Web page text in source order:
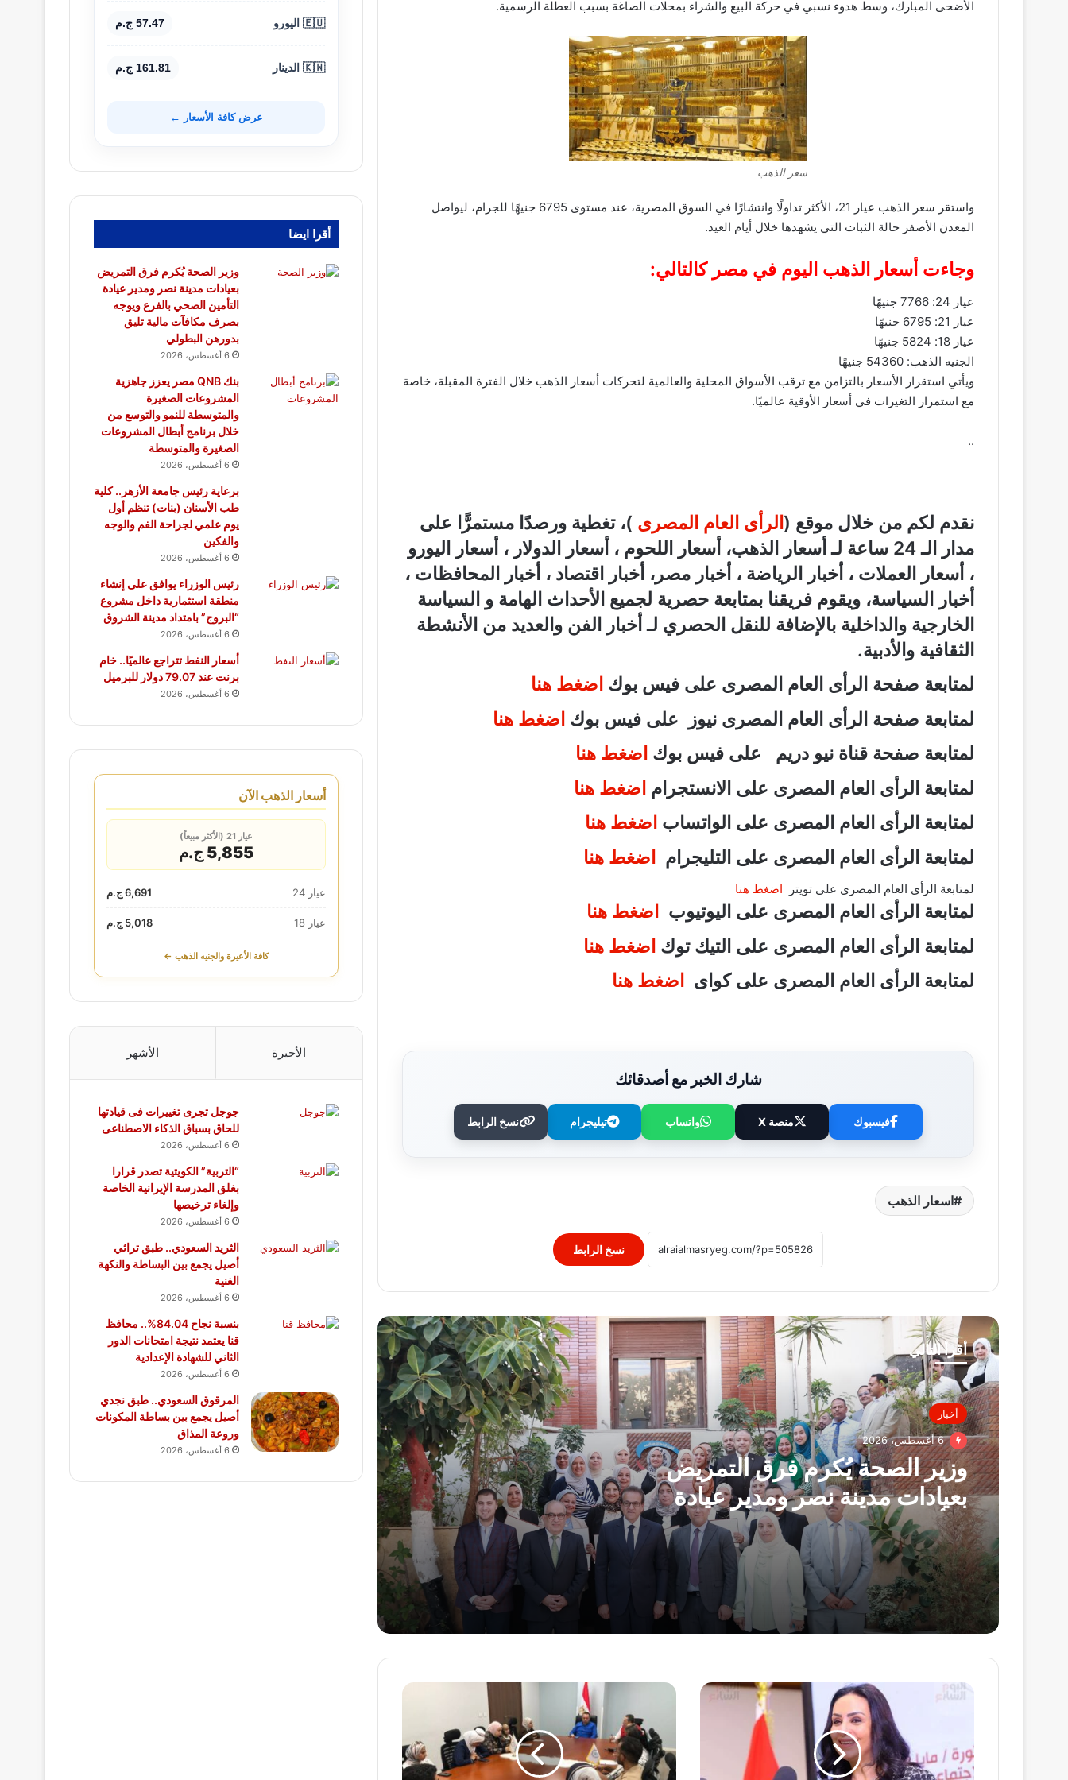
الأضحى المبارك، وسط هدوء نسبي في حركة البيع والشراء بمحلات الصاغة بسبب العطلة الرسمية.
سعر الذهب
واستقر سعر الذهب عيار 21، الأكثر تداولًا وانتشارًا في السوق المصرية، عند مستوى 6795 جنيهًا للجرام، ليواصل
المعدن الأصفر حالة الثبات التي يشهدها خلال أيام العيد.
وجاءت أسعار الذهب اليوم في مصر كالتالي:
عيار 24: 7766 جنيهًا
عيار 21: 6795 جنيهًا
عيار 18: 5824 جنيهًا
الجنيه الذهب: 54360 جنيهًا
ويأتي استقرار الأسعار بالتزامن مع ترقب الأسواق المحلية والعالمية لتحركات أسعار الذهب خلال الفترة المقبلة، خاصة
مع استمرار التغيرات في أسعار الأوقية عالميًا.
..
نقدم لكم من خلال موقع ( الرأى العام المصرى )، تغطية ورصدًا مستمرًّا على
مدار الـ 24 ساعة لـ أسعار الذهب، أسعار اللحوم ، أسعار الدولار ، أسعار اليورو
، أسعار العملات ، أخبار الرياضة ، أخبار مصر، أخبار اقتصاد ، أخبار المحافظات ،
أخبار السياسة، ويقوم فريقنا بمتابعة حصرية لجميع الأحداث الهامة و السياسة
الخارجية والداخلية بالإضافة للنقل الحصري لـ أخبار الفن والعديد من الأنشطة
الثقافية والأدبية.
لمتابعة صفحة الرأى العام المصرى على فيس بوك اضغط هنا
لمتابعة صفحة الرأى العام المصرى نيوز على فيس بوك اضغط هنا
لمتابعة صفحة قناة نيو دريم على فيس بوك اضغط هنا
لمتابعة الرأى العام المصرى على الانستجرام اضغط هنا
لمتابعة الرأى العام المصرى على الواتساب اضغط هنا
لمتابعة الرأى العام المصرى على التليجرام
اضغط هنا
لمتابعة الرأى العام المصرى على تويتر اضغط هنا
لمتابعة الرأى العام المصرى على اليوتيوب
اضغط هنا
لمتابعة الرأى العام المصرى على التيك توك اضغط هنا
لمتابعة الرأى العام المصرى على كواى
اضغط هنا
شارك الخبر مع أصدقائك
فيسبوك منصة X واتساب تيليجرام نسخ الرابط
اسعار الذهب
نسخ الرابط
أقرأ التالي
أخبار
6 أغسطس، 2026
وزير الصحة يُكرم فرق التمريض
بعيادات مدينة نصر ومدير عيادة
التأمين الصحي بالفرع ويوجه
بصرف مكافآت مالية تليق بدورهن
البطولي
وزير الصحة يُكرم فرق التمريض بعيادات
برنامج أبطال المشروعات الصغيرة
والمتوسطة
الفم والوجه والفكين
رئيس الوزراء يوافق على إنشاء منطقة
استثمارية داخل مشروع “البروج” بامتداد
مدينة الشروق
أسعار النفط تتراجع عالميًا.. خام برنت عند
79.07 دولار للبرميل
قفزة جديدة للذهب اليوم.. تعرف على سعر
عيار 21 في سوق الصاغة الخميس 6
أغسطس 2026
وزارة التعليم: عدد ساعات دراسية أكبر لمواد
آخر تحديث لسعر الدولار اليوم الخميس..
آخر تحديث لسعر اليورو مقابل الجنيه
المصري اليوم الخميس 6 أغسطس 2026
رئيس الوزراء يستقبل المدير العام لمنظمة
التضامن
العام
الأول
خلال
لعيد
الأضحى
المبارك..
🇪🇺 اليورو 57.47 ج.م
🇰🇼 الدينار 161.81 ج.م
عرض كافة الأسعار ←
أقرا ايضا
وزير الصحة يُكرم فرق التمريض
بعيادات مدينة نصر ومدير عيادة
التأمين الصحي بالفرع ويوجه
بصرف مكافآت مالية تليق
بدورهن البطولي
6 أغسطس، 2026
بنك QNB مصر يعزز جاهزية
المشروعات الصغيرة
والمتوسطة للنمو والتوسع من
خلال برنامج أبطال المشروعات
الصغيرة والمتوسطة
6 أغسطس، 2026
برعاية رئيس جامعة الأزهر.. كلية
طب الأسنان (بنات) تنظم أول
يوم علمي لجراحة الفم والوجه
والفكين
6 أغسطس، 2026
رئيس الوزراء يوافق على إنشاء
منطقة استثمارية داخل مشروع
“البروج” بامتداد مدينة الشروق
6 أغسطس، 2026
أسعار النفط تتراجع عالميًا.. خام
برنت عند 79.07 دولار للبرميل
6 أغسطس، 2026
أسعار الذهب الآن
عيار 21 (الأكثر مبيعاً)
5,855 ج.م
عيار 24 6,691 ج.م
عيار 18 5,018 ج.م
كافة الأعيرة والجنيه الذهب ←
الأخيرة الأشهر
جوجل تجرى تغييرات فى قيادتها
للحاق بسباق الذكاء الاصطناعى
6 أغسطس، 2026
“التربية” الكويتية تصدر قرارا
بغلق المدرسة الإيرانية الخاصة
وإلغاء ترخيصها
6 أغسطس، 2026
الثريد السعودي.. طبق تراثي
أصيل يجمع بين البساطة والنكهة
الغنية
6 أغسطس، 2026
بنسبة نجاح 84.04%.. محافظ
قنا يعتمد نتيجة امتحانات الدور
الثاني للشهادة الإعدادية
6 أغسطس، 2026
المرقوق السعودي.. طبق نجدي
أصيل يجمع بين بساطة المكونات
وروعة المذاق
6 أغسطس، 2026